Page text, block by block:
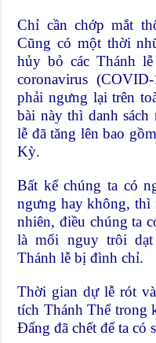
Chỉ cần chớp mắt
Cũng có một thời
hủy bỏ các Thánh
coronavirus
phải ngưng lại trên
bài này thì danh
lễ đã tăng lên bao
Kỳ.
Bất kể chúng ta có
ngưng hay không, thì
nhiên, điều chúng ta
là mối nguy trôi
Thánh lễ bị đình chỉ.
Thời gian dự lễ rót
tích Thánh Thể trong
Đấng đã chết để ta có